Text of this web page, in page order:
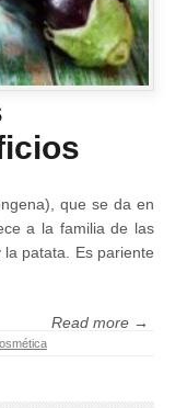
que se da en
a la familia de las
patata. Es pariente
Read more →